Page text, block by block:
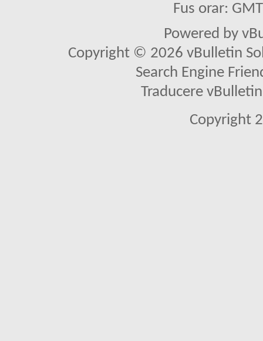
Fus orar:
Powered by
Copyright © 2026 vBulletin
Search Engine
Traducere
Copyright